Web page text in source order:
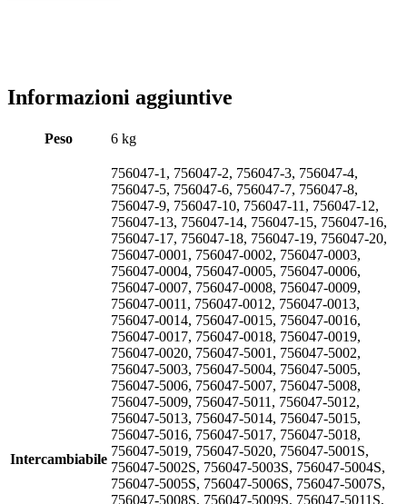
Informazioni aggiuntive
Peso 6 kg
Intercambiabile
756047-1, 756047-2, 756047-3, 756047-4,
756047-5, 756047-6, 756047-7, 756047-8,
756047-9, 756047-10, 756047-11, 756047-12,
756047-13, 756047-14, 756047-15, 756047-16,
756047-17, 756047-18, 756047-19, 756047-20,
756047-0001, 756047-0002, 756047-0003,
756047-0004, 756047-0005, 756047-0006,
756047-0007, 756047-0008, 756047-0009,
756047-0011, 756047-0012, 756047-0013,
756047-0014, 756047-0015, 756047-0016,
756047-0017, 756047-0018, 756047-0019,
756047-0020, 756047-5001, 756047-5002,
756047-5003, 756047-5004, 756047-5005,
756047-5006, 756047-5007, 756047-5008,
756047-5009, 756047-5011, 756047-5012,
756047-5013, 756047-5014, 756047-5015,
756047-5016, 756047-5017, 756047-5018,
756047-5019, 756047-5020, 756047-5001S,
756047-5002S, 756047-5003S, 756047-5004S,
756047-5005S, 756047-5006S, 756047-5007S,
756047-5008S, 756047-5009S, 756047-5011S,